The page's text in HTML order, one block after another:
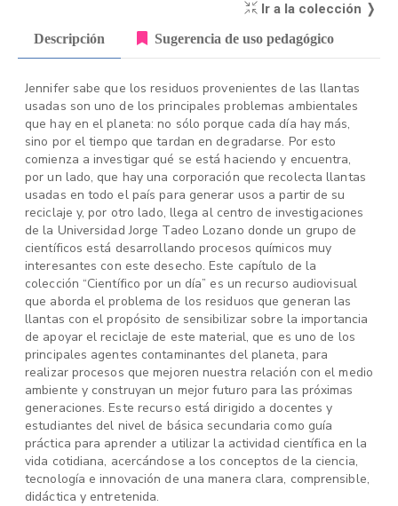
Ir a la colección ❭
Descripción Sugerencia de uso pedagógico
Jennifer sabe que los residuos provenientes de las llantas
usadas son uno de los principales problemas ambientales
que hay en el planeta: no sólo porque cada día hay más,
sino por el tiempo que tardan en degradarse. Por esto
comienza a investigar qué se está haciendo y encuentra,
por un lado, que hay una corporación que recolecta llantas
usadas en todo el país para generar usos a partir de su
reciclaje y, por otro lado, llega al centro de investigaciones
de la Universidad Jorge Tadeo Lozano donde un grupo de
científicos está desarrollando procesos químicos muy
interesantes con este desecho. Este capítulo de la
colección “Científico por un día” es un recurso audiovisual
que aborda el problema de los residuos que generan las
llantas con el propósito de sensibilizar sobre la importancia
de apoyar el reciclaje de este material, que es uno de los
principales agentes contaminantes del planeta, para
realizar procesos que mejoren nuestra relación con el medio
ambiente y construyan un mejor futuro para las próximas
generaciones. Este recurso está dirigido a docentes y
estudiantes del nivel de básica secundaria como guía
práctica para aprender a utilizar la actividad científica en la
vida cotidiana, acercándose a los conceptos de la ciencia,
tecnología e innovación de una manera clara, comprensible,
didáctica y entretenida.